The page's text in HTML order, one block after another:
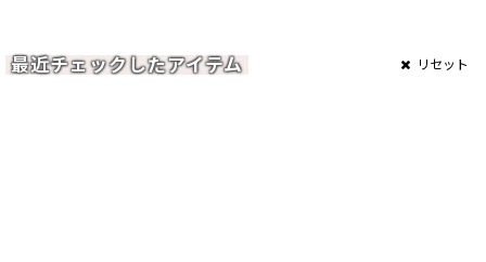
最近チェックしたアイテム リセット